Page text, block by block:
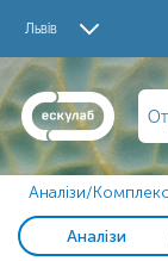
Львів
Аналізи/
Аналізи